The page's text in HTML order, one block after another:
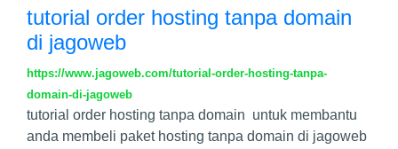
tutorial order hosting tanpa domain
di jagoweb
https://www.jagoweb.com/tutorial-order-hosting-tanpa-
domain-di-jagoweb
tutorial order hosting tanpa domain untuk membantu
anda membeli paket hosting tanpa domain di jagoweb